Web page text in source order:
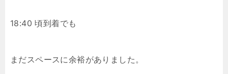
18:40 頃到着でも
まだスペースに余裕がありました。